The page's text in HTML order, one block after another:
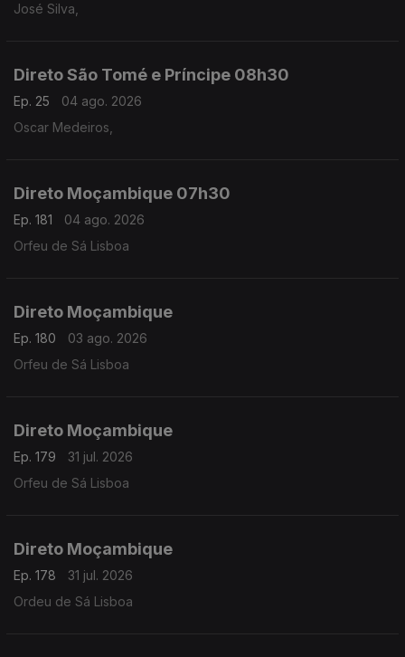
José Silva,
Direto São Tomé e Príncipe 08h30
Ep. 25
04 ago. 2026
Oscar Medeiros,
Direto Moçambique 07h30
Ep. 181
04 ago. 2026
Orfeu de Sá Lisboa
Direto Moçambique
Ep. 180
03 ago. 2026
Orfeu de Sá Lisboa
Direto Moçambique
Ep. 179
31 jul. 2026
Orfeu de Sá Lisboa
Direto Moçambique
Ep. 178
31 jul. 2026
Ordeu de Sá Lisboa